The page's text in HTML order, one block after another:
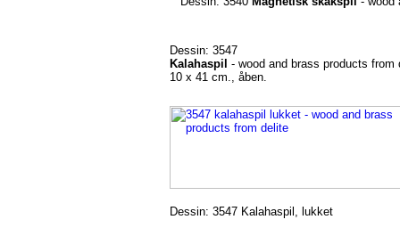
Dessin: 3547
Kalahaspil - wood and brass products from
10 x 41 cm., åben.
Dessin: 3547 Kalahaspil, lukket